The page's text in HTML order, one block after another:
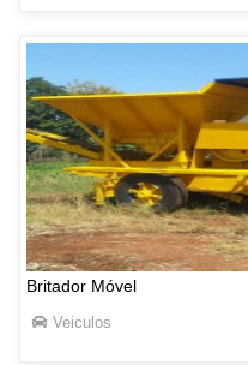
Britador Móvel
Veiculos